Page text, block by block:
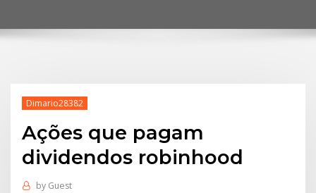
Dimario28382
Ações que pagam
dividendos robinhood
by Guest